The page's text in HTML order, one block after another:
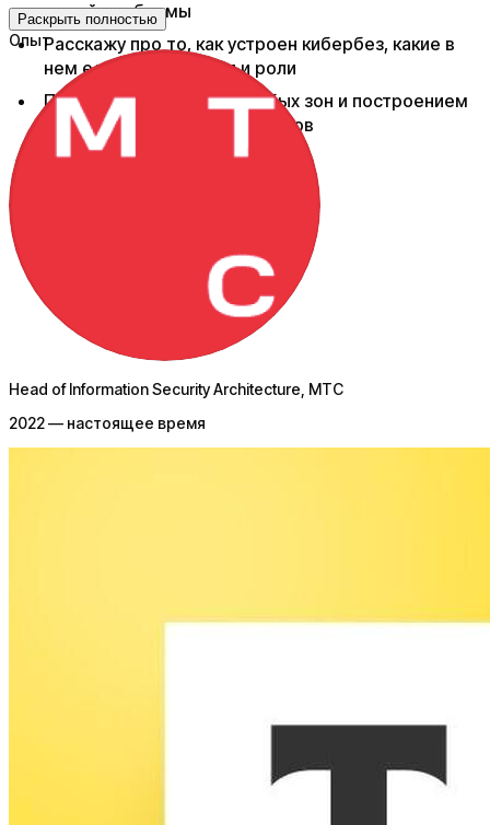
самой проблемы
Расскажу про то, как устроен кибербез, какие в
нем есть направления и роли
Помогу с выявлением слабых зон и построением
роадмапа по развитию скиллов
Раскрыть полностью
Опыт
Head of Information Security Architecture , МТС
2022 — настоящее время